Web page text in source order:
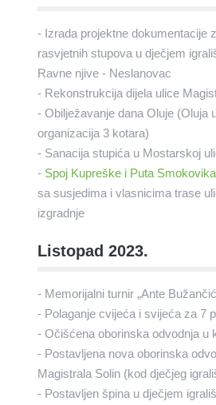
- Izrada projektne dokumentacije
rasvjetnih stupova u dječjem
Ravne njive - Neslanovac
- Rekonstrukcija dijela ulice
- Obilježavanje dana Oluje (Oluja
organizacija 3 kotara)
- Sanacija stupića u Mostarskoj
- Spoj Kupreške i Puta Smokovika
sa susjedima i vlasnicima trase
izgradnje
Listopad 2023.
- Memorijalni turnir „Ante
- Polaganje cvijeća i svijeća za 7
- Očišćena oborinska odvodnja u
- Postavljena nova oborinska
Magistrala Solin (kod dječjeg
- Postavljen špina u dječjem